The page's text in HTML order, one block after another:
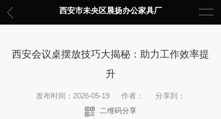
西安市未央区晨扬办公家具厂
西安会议桌摆放技巧大揭秘：助力工作效率提
升
发布时间：2026-05-19 作者：
分享到：
二维码分享